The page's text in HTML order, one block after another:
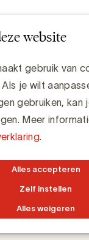
website
gebruik van
je wilt
gebruiken, kan
Meer
.
Alles accepteren
Zelf instellen
Alles weigeren